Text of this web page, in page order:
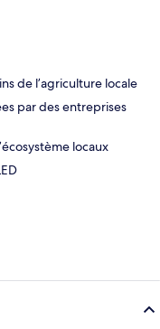
de l’agriculture locale
par des entreprises
locaux